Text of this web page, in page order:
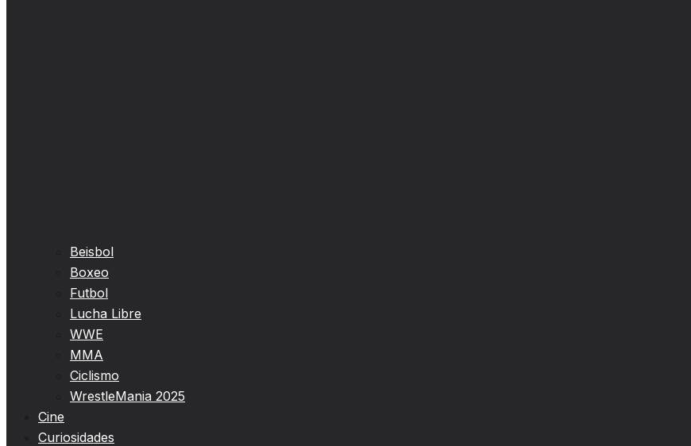
Beisbol
Boxeo
Futbol
Lucha Libre
WWE
MMA
Ciclismo
WrestleMania 2025
Cine
Curiosidades